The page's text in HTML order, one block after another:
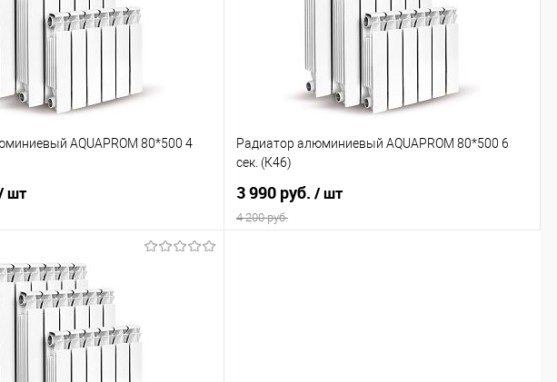
AQUAPROM 80*500 4
шт
В корзину
Сравнение
В наличии
Радиатор алюминиевый AQUAPROM 80*500 6
сек. (К46)
3 990 руб. / шт
4 200 руб.